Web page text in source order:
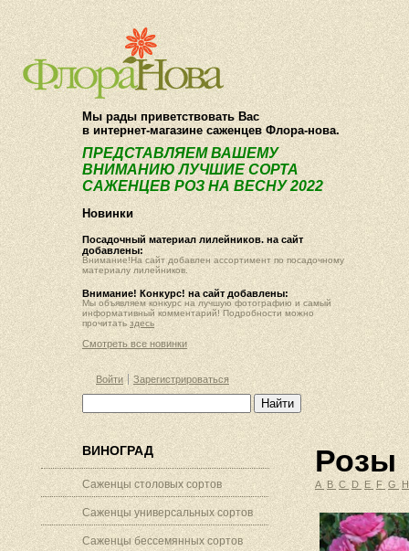
О компании Как купить
Мы рады приветствовать Вас
в интернет-магазине саженцев Флора-нова.
ПРЕДСТАВЛЯЕМ ВАШЕМУ
ВНИМАНИЮ ЛУЧШИЕ СОРТА
САЖЕНЦЕВ РОЗ НА ВЕСНУ 2022
Новинки
Посадочный материал лилейников. на сайт
добавлены:
Внимание!На сайт добавлен ассортимент по посадочному
материалу лилейников.
Внимание! Конкурс! на сайт добавлены:
Мы объявляем конкурс на лучшую фотографию и самый
информативный комментарий! Подробности можно
прочитать здесь
Смотреть все новинки
Войти Зарегистрироваться
ВИНОГРАД
Саженцы столовых сортов
Саженцы универсальных сортов
Саженцы бессемянных сортов
Розы
A B C D E F G